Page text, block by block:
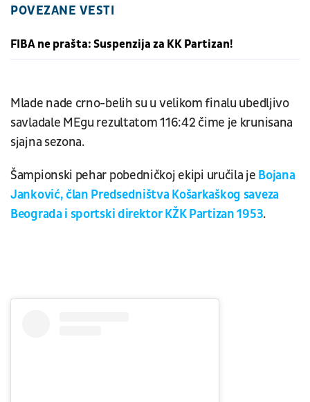
POVEZANE VESTI
FIBA ne prašta: Suspenzija za KK Partizan!
Mlade nade crno-belih su u velikom finalu ubedljivo
savladale MEgu rezultatom 116:42 čime je krunisana
sjajna sezona.
Šampionski pehar pobedničkoj ekipi uručila je Bojana
Janković, član Predsedništva Košarkaškog saveza
Beograda i sportski direktor KŽK Partizan 1953.